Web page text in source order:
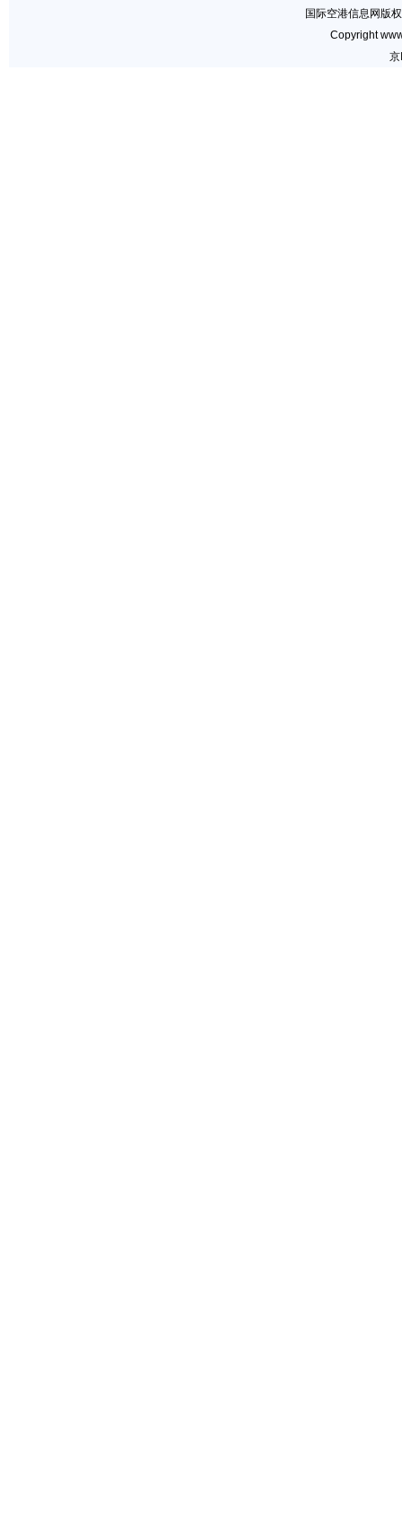
国际空港信息网版
Copyright